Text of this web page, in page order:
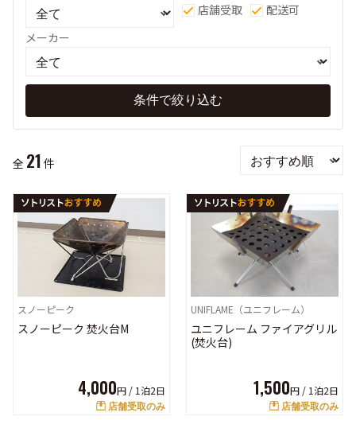
店舗受取
配送可
メーカー
全 21 件
スノーピーク
スノーピーク 焚火台M
4,000円 / 1泊2日
店舗受取のみ
UNIFLAME（ユニフレーム）
ユニフレーム ファイアグリル
(焚火台)
1,500円 / 1泊2日
店舗受取のみ
調理用品
寝袋・マット
ランタン
クーラーボックス